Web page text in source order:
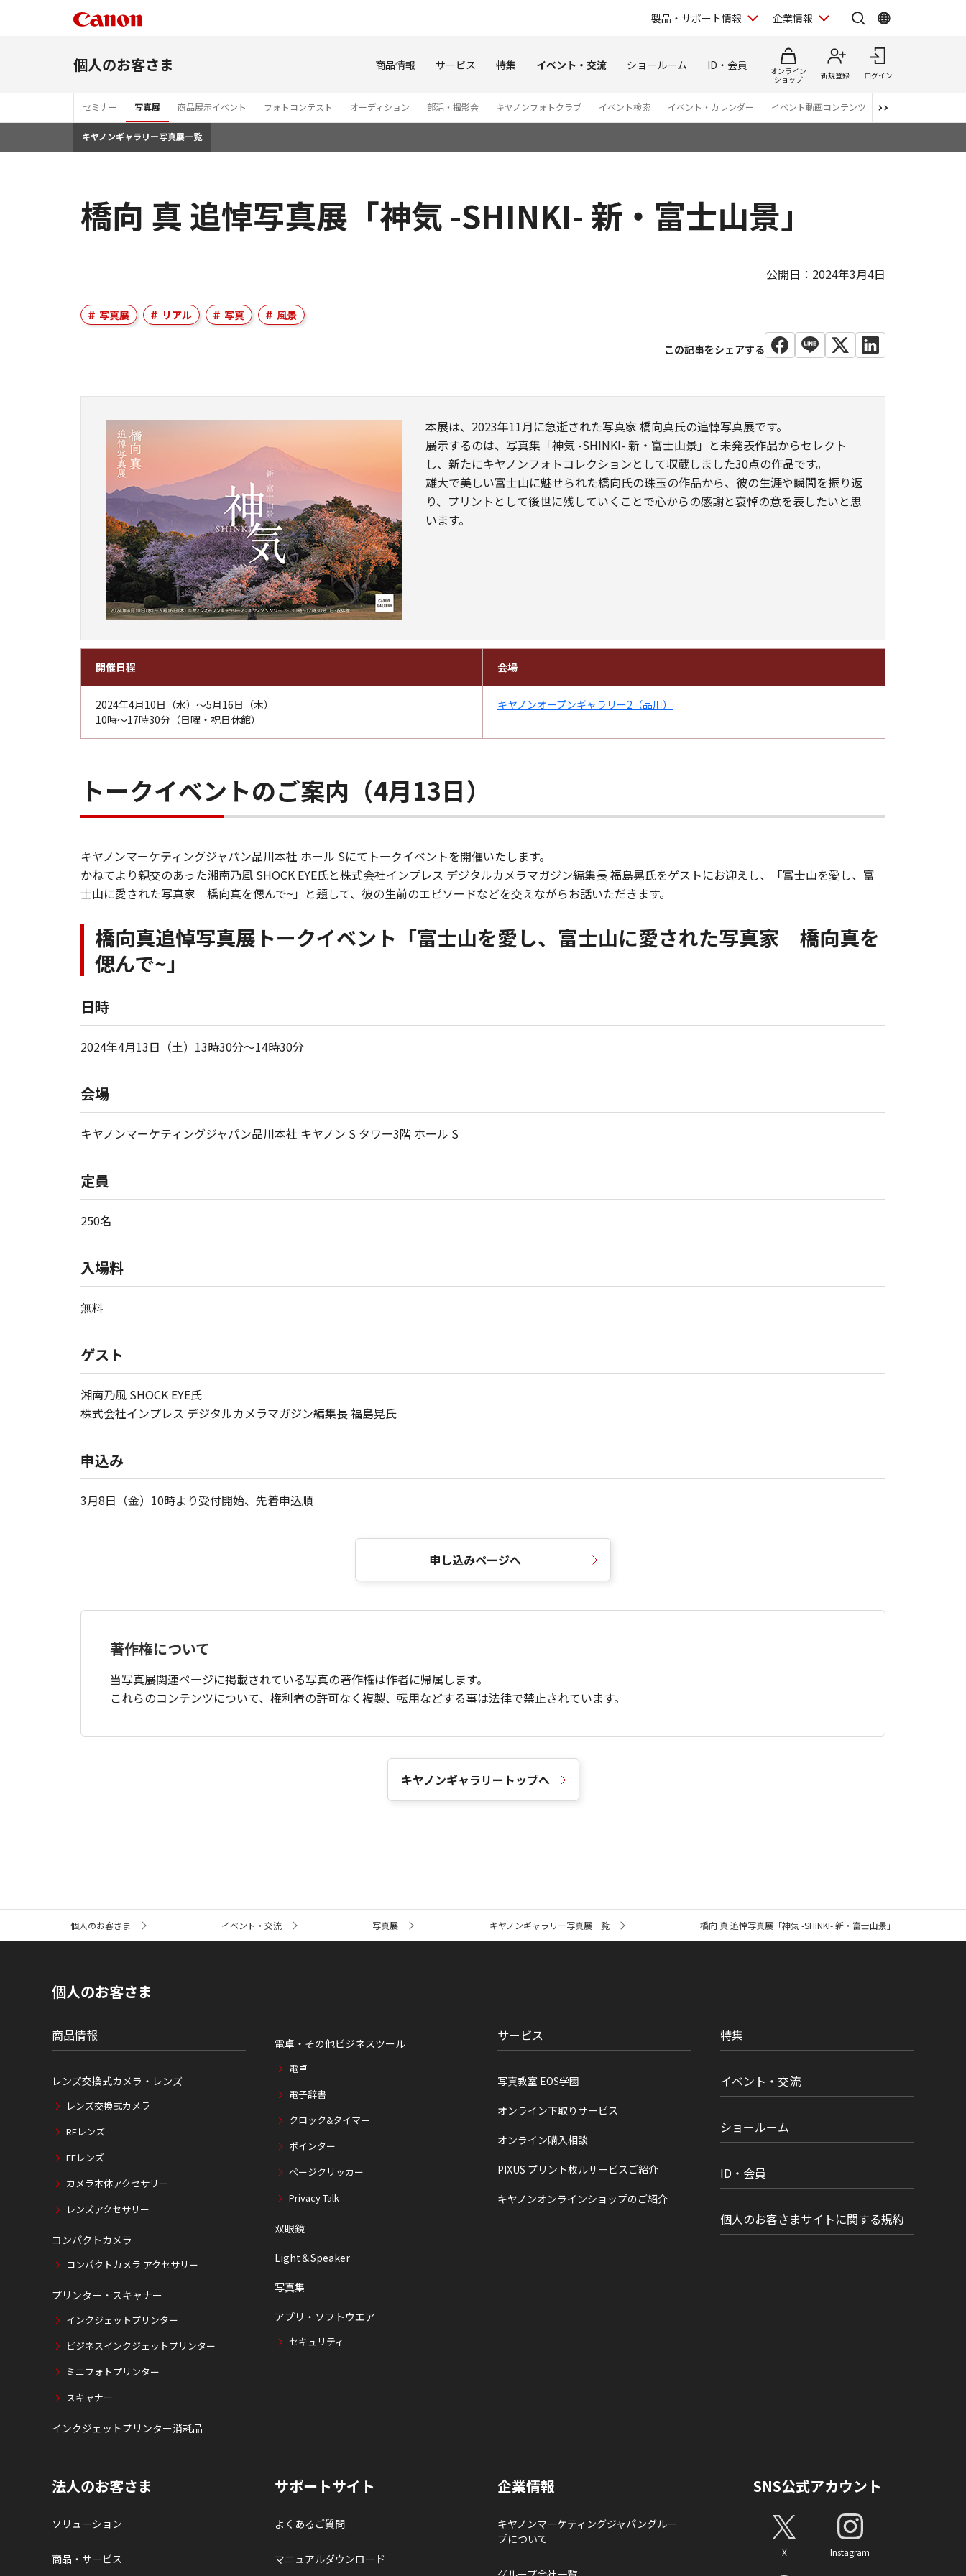
製品・サポート情報 企業情報
個人のお客さま 商品情報 サービス 特集 イベント・交流 ショールーム ID・会員
オンライン
ショップ
新規登録 ログイン
セミナー 写真展 商品展示イベント フォトコンテスト オーディション 部活・撮影会 キヤノンフォトクラブ イベント検索 イベント・カレンダー イベント動画コンテンツ 番組スタッフが語
キヤノンギャラリー写真展一覧
橋向 真 追悼写真展「神気 -SHINKI- 新・富士山景」
公開日：2024年3月4日
写真展 リアル 写真 風景
本展は、2023年11月に急逝された写真家 橋向真氏の追悼写真展です。
展示するのは、写真集「神気 -SHINKI- 新・富士山景」と未発表作品からセレクト
し、新たにキヤノンフォトコレクションとして収蔵しました30点の作品です。
雄大で美しい富士山に魅せられた橋向氏の珠玉の作品から、彼の生涯や瞬間を振り返
り、プリントとして後世に残していくことで心からの感謝と哀悼の意を表したいと思
います。
開催日程 会場
2024年4月10日（水）～5月16日（木）
10時～17時30分（日曜・祝日休館）
キヤノンオープンギャラリー2（品川）
トークイベントのご案内（4月13日）
キヤノンマーケティングジャパン品川本社 ホール Sにてトークイベントを開催いたします。
かねてより親交のあった湘南乃風 SHOCK EYE氏と株式会社インプレス デジタルカメラマガジン編集長 福島晃氏をゲストにお迎えし、「富士山を愛し、富
士山に愛された写真家 橋向真を偲んで~」と題して、彼の生前のエピソードなどを交えながらお話いただきます。
橋向真追悼写真展トークイベント「富士山を愛し、富士山に愛された写真家 橋向真を
偲んで~」
日時
2024年4月13日（土）13時30分～14時30分
会場
キヤノンマーケティングジャパン品川本社 キヤノン S タワー3階 ホール S
定員
250名
入場料
無料
ゲスト
湘南乃風 SHOCK EYE氏
株式会社インプレス デジタルカメラマガジン編集長 福島晃氏
申込み
3月8日（金）10時より受付開始、先着申込順
申し込みページへ
著作権について
当写真展関連ページに掲載されている写真の著作権は作者に帰属します。
これらのコンテンツについて、権利者の許可なく複製、転用などする事は法律で禁止されています。
キヤノンギャラリートップへ
ト
個人のお客さま イベント・交流 写真展 キヤノンギャラリー写真展一覧 橋向 真 追悼写真展「神気 -SHINKI- 新・富士山景」
個人のお客さま
商品情報
レンズ交換式カメラ・レンズ
レンズ交換式カメラ
RFレンズ
EFレンズ
カメラ本体アクセサリー
レンズアクセサリー
コンパクトカメラ
コンパクトカメラ アクセサリー
プリンター・スキャナー
インクジェットプリンター
ビジネスインクジェットプリンター
ミニフォトプリンター
スキャナー
インクジェットプリンター消耗品
電卓・その他ビジネスツール
電卓
電子辞書
クロック&タイマー
ポインター
ページクリッカー
Privacy Talk
双眼鏡
Light＆Speaker
写真集
アプリ・ソフトウエア
セキュリティ
サービス
写真教室 EOS学園
オンライン下取りサービス
オンライン購入相談
PIXUS プリント枚ルサービスご紹介
キヤノンオンラインショップのご紹介
特集
イベント・交流
ショールーム
ID・会員
個人のお客さまサイトに関する規約
法人のお客さま
ソリューション
商品・サービス
サポートサイト
よくあるご質問
マニュアルダウンロード
企業情報
キヤノンマーケティングジャパングルー
プについて
SNS公式アカウント
X Instagram